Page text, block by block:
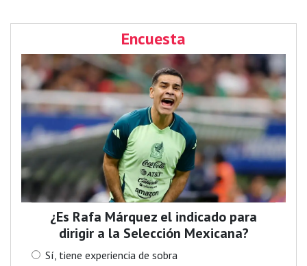
Encuesta
¿Es Rafa Márquez el indicado para
dirigir a la Selección Mexicana?
Sí, tiene experiencia de sobra